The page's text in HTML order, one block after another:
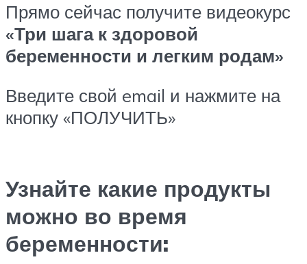
Прямо сейчас получите видеокурс
«Три шага к здоровой
беременности и легким родам»
Введите свой email и нажмите на
кнопку «ПОЛУЧИТЬ»
Узнайте какие продукты
можно во время
беременности: